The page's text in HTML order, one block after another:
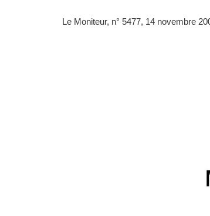
Le Moniteur, n° 5477, 14 novembre